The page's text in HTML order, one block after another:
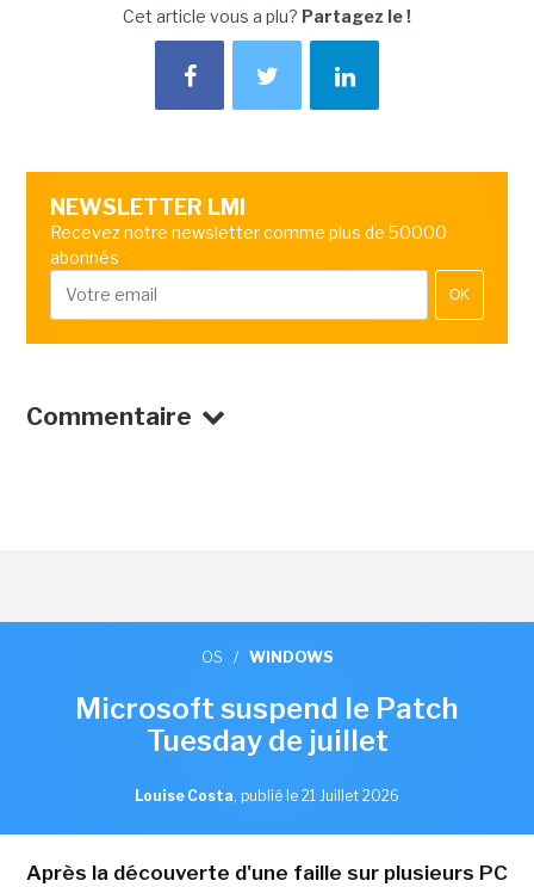
Cet article vous a plu? Partagez le !
NEWSLETTER LMI
Recevez notre newsletter comme plus de 50000
abonnés
OK
Commentaire
OS / WINDOWS
Microsoft suspend le Patch
Tuesday de juillet
Louise Costa, publié le 21 Juillet 2026
Après la découverte d'une faille sur plusieurs PC